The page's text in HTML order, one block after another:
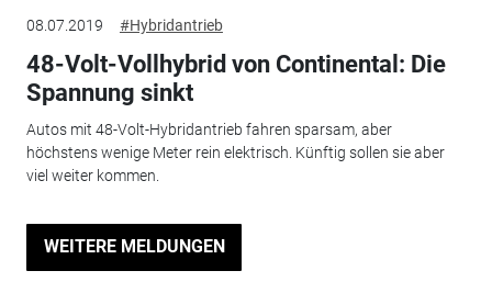
08.07.2019 #Hybridantrieb
48-Volt-Vollhybrid von Continental: Die
Spannung sinkt
Autos mit 48-Volt-Hybridantrieb fahren sparsam, aber
höchstens wenige Meter rein elektrisch. Künftig sollen sie aber
viel weiter kommen.
WEITERE MELDUNGEN